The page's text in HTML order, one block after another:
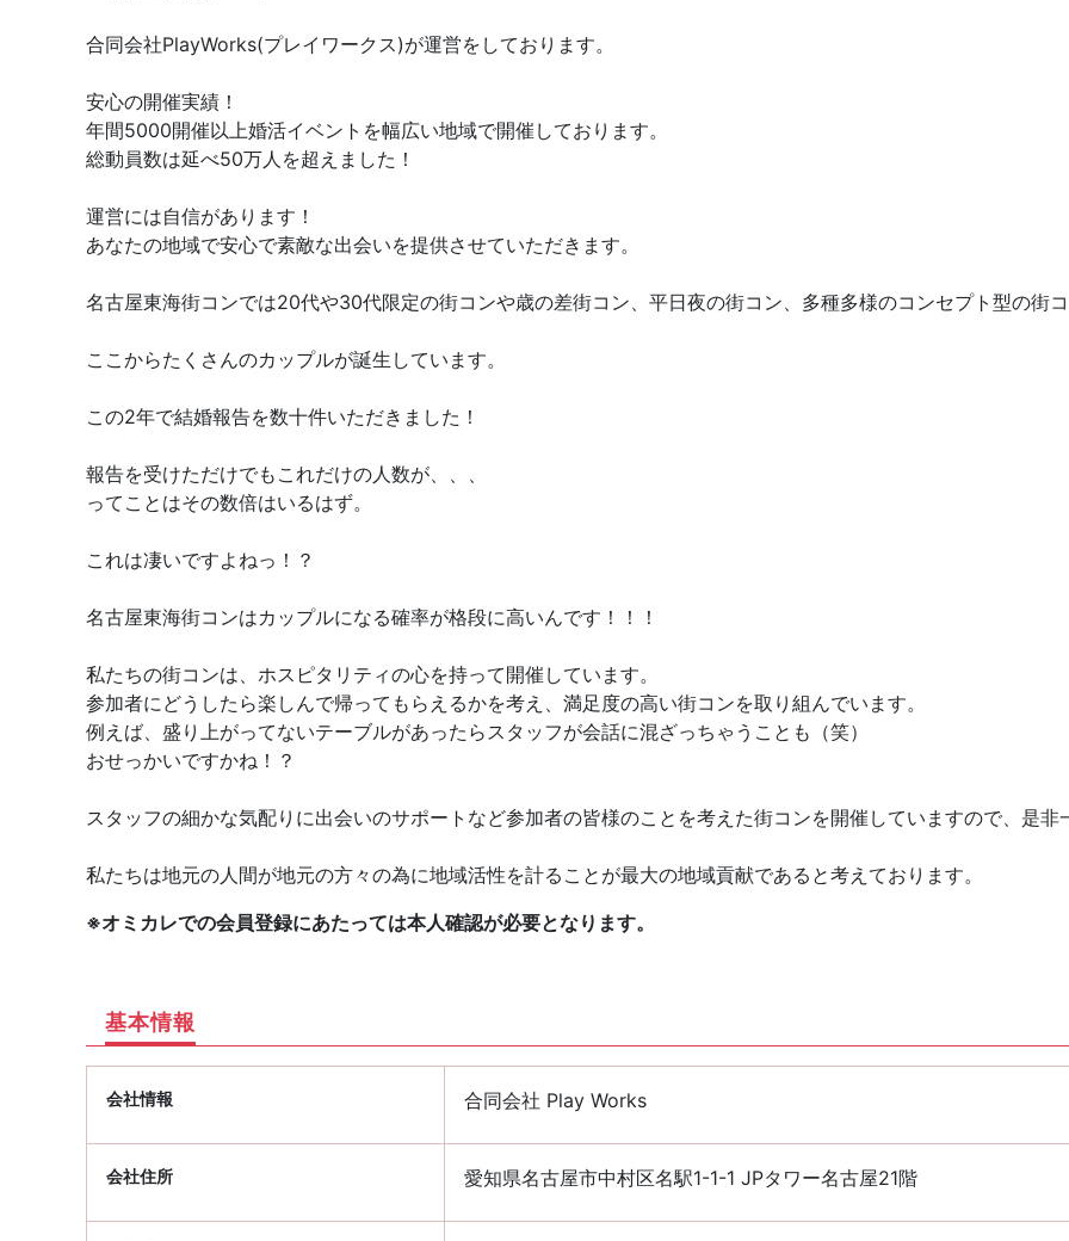
合同会社PlayWorks(プレイワークス)が運営をしております。
安心の開催実績！
年間5000開催以上婚活イベントを幅広い地域で開催しております。
総動員数は延べ50万人を超えました！
運営には自信があります！
あなたの地域で安心で素敵な出会いを提供させていただきます。
名古屋東海街コンでは20代や30代限定の街コンや歳の差街コン、平日夜の街コン、多種多様のコンセプト型の街
ここからたくさんのカップルが誕生しています。
この2年で結婚報告を数十件いただきました！
報告を受けただけでもこれだけの人数が、、、
ってことはその数倍はいるはず。
これは凄いですよねっ！？
名古屋東海街コンはカップルになる確率が格段に高いんです！！！
私たちの街コンは、ホスピタリティの心を持って開催しています。
参加者にどうしたら楽しんで帰ってもらえるかを考え、満足度の高い街コンを取り組んでいます。
例えば、盛り上がってないテーブルがあったらスタッフが会話に混ざっちゃうことも（笑）
おせっかいですかね！？
スタッフの細かな気配りに出会いのサポートなど参加者の皆様のことを考えた街コンを開催していますので、是非
私たちは地元の人間が地元の方々の為に地域活性を計ることが最大の地域貢献であると考えております。
※オミカレでの会員登録にあたっては本人確認が必要となります。
基本情報
会社情報 合同会社 Play Works
会社住所 愛知県名古屋市中村区名駅1-1-1 JPタワー名古屋21階